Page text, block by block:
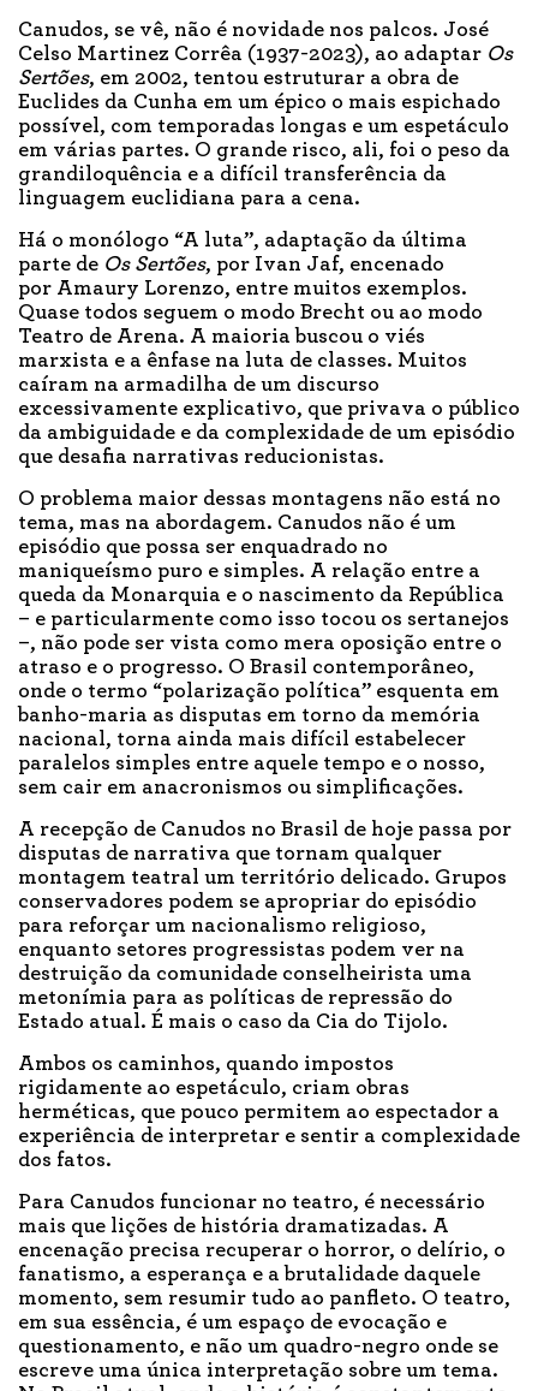
Canudos, se vê, não é novidade nos palcos. José
Celso Martinez Corrêa (1937-2023), ao adaptar Os
Sertões, em 2002, tentou estruturar a obra de
Euclides da Cunha em um épico o mais espichado
possível, com temporadas longas e um espetáculo
em várias partes. O grande risco, ali, foi o peso da
grandiloquência e a difícil transferência da
linguagem euclidiana para a cena.
Há o monólogo “A luta”, adaptação da última
parte de Os Sertões, por Ivan Jaf, encenado
por Amaury Lorenzo, entre muitos exemplos.
Quase todos seguem o modo Brecht ou ao modo
Teatro de Arena. A maioria buscou o viés
marxista e a ênfase na luta de classes. Muitos
caíram na armadilha de um discurso
excessivamente explicativo, que privava o público
da ambiguidade e da complexidade de um episódio
que desafia narrativas reducionistas.
O problema maior dessas montagens não está no
tema, mas na abordagem. Canudos não é um
episódio que possa ser enquadrado no
maniqueísmo puro e simples. A relação entre a
queda da Monarquia e o nascimento da República
– e particularmente como isso tocou os sertanejos
–, não pode ser vista como mera oposição entre o
atraso e o progresso. O Brasil contemporâneo,
onde o termo “polarização política” esquenta em
banho-maria as disputas em torno da memória
nacional, torna ainda mais difícil estabelecer
paralelos simples entre aquele tempo e o nosso,
sem cair em anacronismos ou simplificações.
A recepção de Canudos no Brasil de hoje passa por
disputas de narrativa que tornam qualquer
montagem teatral um território delicado. Grupos
conservadores podem se apropriar do episódio
para reforçar um nacionalismo religioso,
enquanto setores progressistas podem ver na
destruição da comunidade conselheirista uma
metonímia para as políticas de repressão do
Estado atual. É mais o caso da Cia do Tijolo.
Ambos os caminhos, quando impostos
rigidamente ao espetáculo, criam obras
herméticas, que pouco permitem ao espectador a
experiência de interpretar e sentir a complexidade
dos fatos.
Para Canudos funcionar no teatro, é necessário
mais que lições de história dramatizadas. A
encenação precisa recuperar o horror, o delírio, o
fanatismo, a esperança e a brutalidade daquele
momento, sem resumir tudo ao panfleto. O teatro,
em sua essência, é um espaço de evocação e
questionamento, e não um quadro-negro onde se
escreve uma única interpretação sobre um tema.